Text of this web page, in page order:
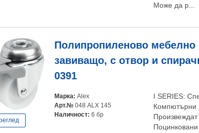
Може да р...
Полипропиленово мебелно
завиващо, с отвор и
0391
Марка: Alex
Арт.№ 048 ALX 145
Наличност: 6 бр
I SERIES:
Компютърни